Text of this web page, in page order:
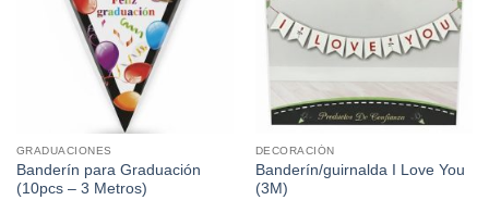
GRADUACIONES
Banderín para Graduación
(10pcs – 3 Metros)
DECORACIÓN
Banderín/guirnalda I Love You
(3M)